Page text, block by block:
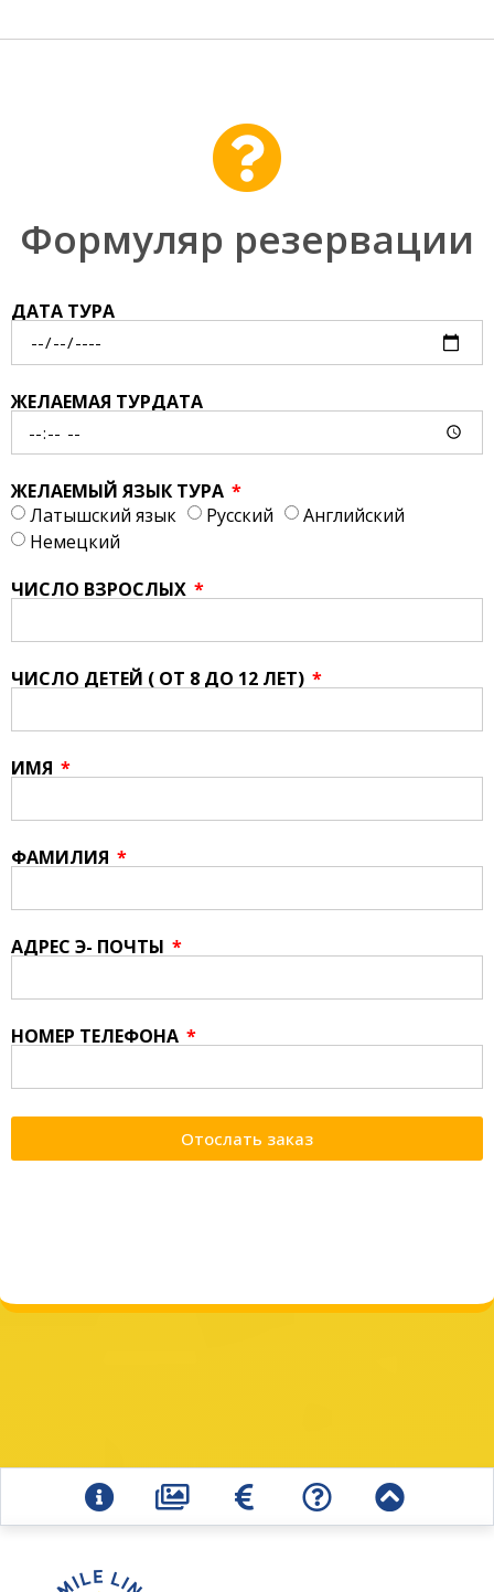
Формуляр резервации
ДАТА ТУРА
ЖЕЛАЕМАЯ ТУРДАТА
ЖЕЛАЕМЫЙ ЯЗЫК ТУРА
Латышский язык
Русский
Английский
Немецкий
ЧИСЛО ВЗРОСЛЫХ
ЧИСЛО ДЕТЕЙ ( ОТ 8 ДО 12 ЛЕТ)
ИМЯ
ФАМИЛИЯ
AДРЕС Э- ПОЧТЫ
НОМЕР ТЕЛЕФОНА
Отослать заказ